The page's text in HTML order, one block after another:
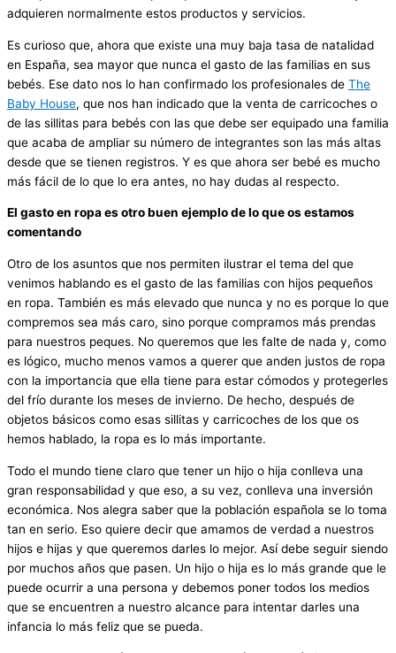
adquieren normalmente estos productos y servicios.
Es curioso que, ahora que existe una muy baja tasa de natalidad
en España, sea mayor que nunca el gasto de las familias en sus
bebés. Ese dato nos lo han confirmado los profesionales de The
Baby House, que nos han indicado que la venta de carricoches o
de las sillitas para bebés con las que debe ser equipado una familia
que acaba de ampliar su número de integrantes son las más altas
desde que se tienen registros. Y es que ahora ser bebé es mucho
más fácil de lo que lo era antes, no hay dudas al respecto.
El gasto en ropa es otro buen ejemplo de lo que os estamos
comentando
Otro de los asuntos que nos permiten ilustrar el tema del que
venimos hablando es el gasto de las familias con hijos pequeños
en ropa. También es más elevado que nunca y no es porque lo que
compremos sea más caro, sino porque compramos más prendas
para nuestros peques. No queremos que les falte de nada y, como
es lógico, mucho menos vamos a querer que anden justos de ropa
con la importancia que ella tiene para estar cómodos y protegerles
del frío durante los meses de invierno. De hecho, después de
objetos básicos como esas sillitas y carricoches de los que os
hemos hablado, la ropa es lo más importante.
Todo el mundo tiene claro que tener un hijo o hija conlleva una
gran responsabilidad y que eso, a su vez, conlleva una inversión
económica. Nos alegra saber que la población española se lo toma
tan en serio. Eso quiere decir que amamos de verdad a nuestros
hijos e hijas y que queremos darles lo mejor. Así debe seguir siendo
por muchos años que pasen. Un hijo o hija es lo más grande que le
puede ocurrir a una persona y debemos poner todos los medios
que se encuentren a nuestro alcance para intentar darles una
infancia lo más feliz que se pueda.